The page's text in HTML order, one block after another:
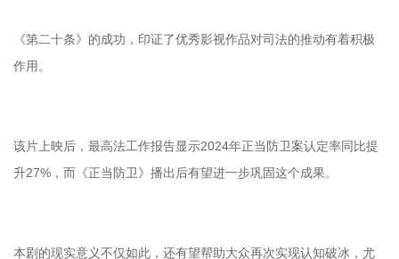
《第二十条》的成功，印证了优秀影视作品对司法的推动有着积极
作用。
该片上映后，最高法工作报告显示2024年正当防卫案认定率同比提
升27%，而《正当防卫》播出后有望进一步巩固这个成果。
本剧的现实意义不仅如此，还有望帮助大众再次实现认知破冰，尤